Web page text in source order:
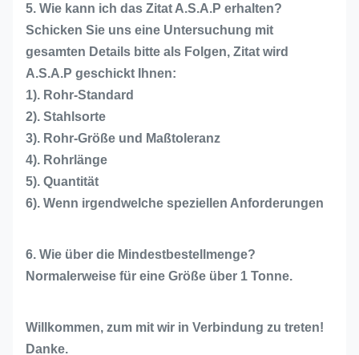
5. Wie kann ich das Zitat A.S.A.P erhalten?
Schicken Sie uns eine Untersuchung mit
gesamten Details bitte als Folgen, Zitat wird
A.S.A.P geschickt Ihnen:
1). Rohr-Standard
2). Stahlsorte
3). Rohr-Größe und Maßtoleranz
4). Rohrlänge
5). Quantität
6). Wenn irgendwelche speziellen Anforderungen
6. Wie über die Mindestbestellmenge?
Normalerweise für eine Größe über 1 Tonne.
Willkommen, zum mit wir in Verbindung zu treten!
Danke.